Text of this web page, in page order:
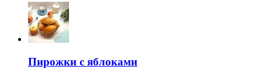
Пирожки с яблоками